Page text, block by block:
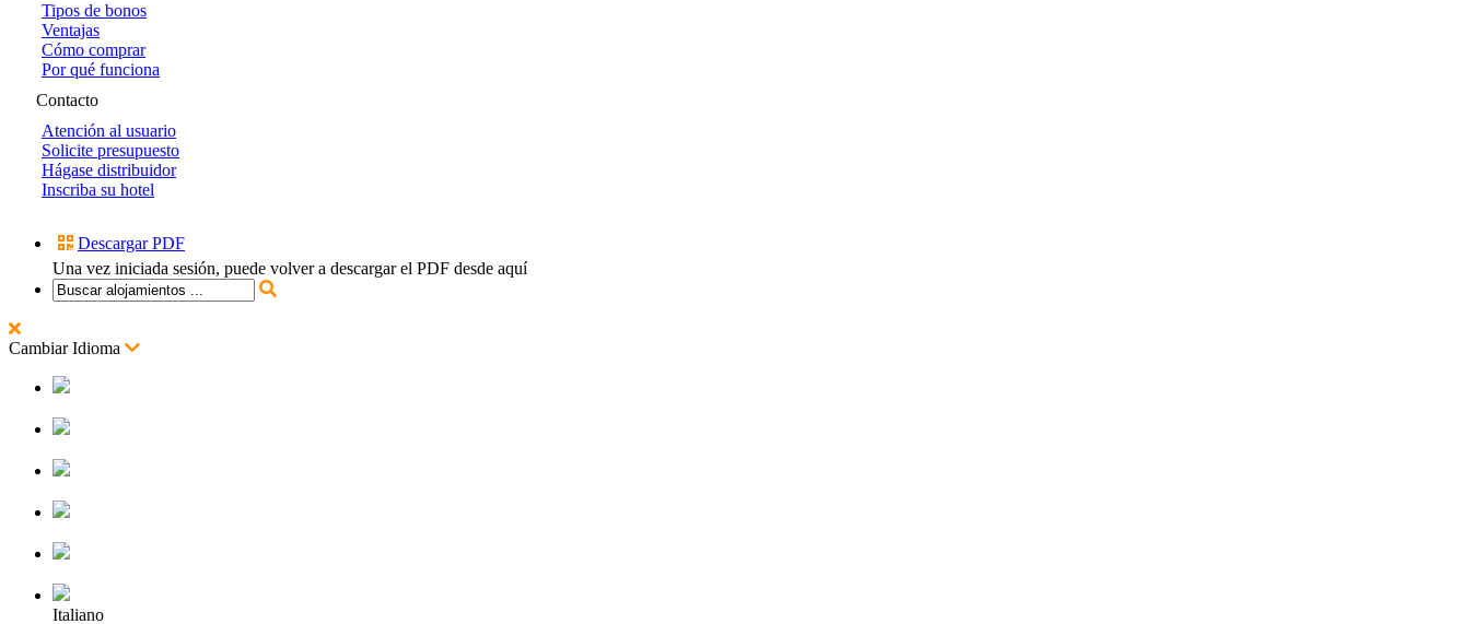
Tipos de bonos
Ventajas
Cómo comprar
Por qué funciona
Contacto
Atención al usuario
Solicite presupuesto
Hágase distribuidor
Inscriba su hotel
Descargar PDF
Una vez iniciada sesión, puede volver a descargar el PDF desde aquí
Cambiar Idioma
Italiano